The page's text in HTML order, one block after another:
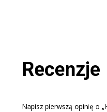
Recenzje
Napisz pierwszą opinię o